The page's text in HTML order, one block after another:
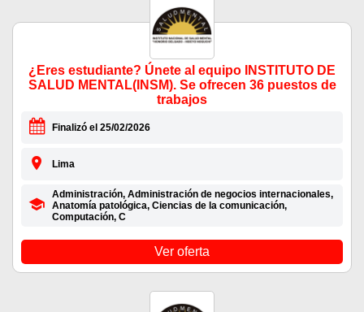
¿Eres estudiante? Únete al equipo INSTITUTO DE
SALUD MENTAL(INSM). Se ofrecen 36 puestos de
trabajos
Finalizó el 25/02/2026
Lima
Administración, Administración de negocios internacionales,
Anatomía patológica, Ciencias de la comunicación,
Computación, C
Ver oferta